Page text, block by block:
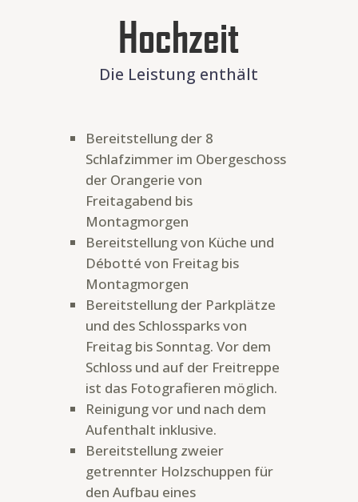
Hochzeit
Die Leistung enthält
Bereitstellung der 8
Schlafzimmer im Obergeschoss
der Orangerie von
Freitagabend bis
Montagmorgen
Bereitstellung von Küche und
Débotté von Freitag bis
Montagmorgen
Bereitstellung der Parkplätze
und des Schlossparks von
Freitag bis Sonntag. Vor dem
Schloss und auf der Freitreppe
ist das Fotografieren möglich.
Reinigung vor und nach dem
Aufenthalt inklusive.
Bereitstellung zweier
getrennter Holzschuppen für
den Aufbau eines